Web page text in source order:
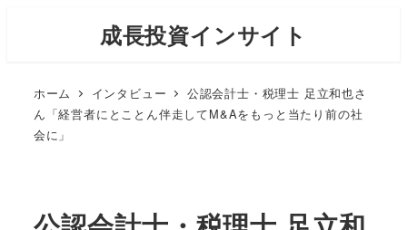
成長投資インサイト
ホーム インタビュー
公認会計士・税理士 足立和也さ
ん「経営者にとことん伴走してM&Aをもっと当たり前の社
会に」